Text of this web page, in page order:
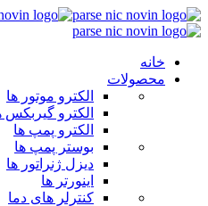
خانه
محصولات
الکترو موتور ها
الکترو گیربکس
الکترو پمپ ها
بوستر پمپ ها
دیزل ژنراتور ها
اینورتر ها
کنترلر های دما